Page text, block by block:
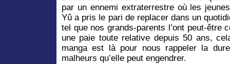
par un ennemi extraterrestre où les
Yû a pris le pari de replacer dans un
tel que nos grands-parents l’ont peut-être
une paie toute relative depuis 50 ans,
manga est là pour nous rappeler la
malheurs qu’elle peut engendrer.